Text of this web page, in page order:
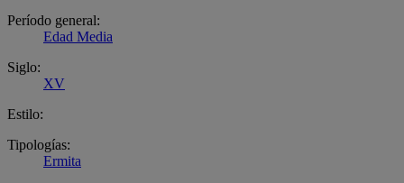
Período general:
Edad Media
Siglo:
XV
Estilo:
Tipologías:
Ermita